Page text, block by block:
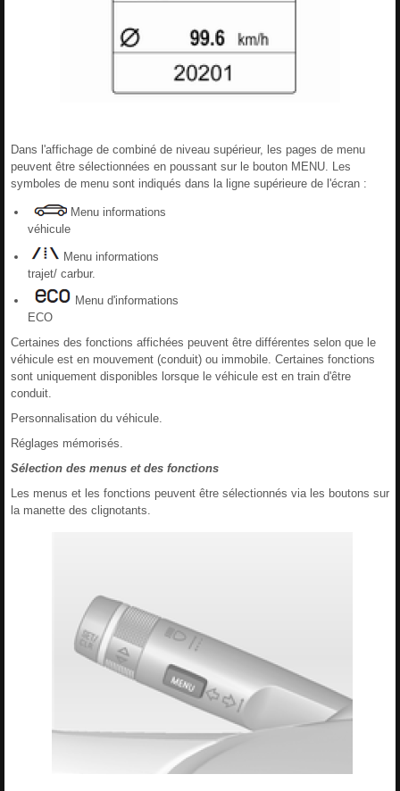
Dans l'affichage de combiné de niveau supérieur, les pages de menu
peuvent être sélectionnées en poussant sur le bouton MENU. Les
symboles de menu sont indiqués dans la ligne supérieure de l'écran :
Menu informations
véhicule
Menu informations
trajet/ carbur.
Menu d'informations
ECO
Certaines des fonctions affichées peuvent être différentes selon que le
véhicule est en mouvement (conduit) ou immobile. Certaines fonctions
sont uniquement disponibles lorsque le véhicule est en train d'être
conduit.
Personnalisation du véhicule.
Réglages mémorisés.
Sélection des menus et des fonctions
Les menus et les fonctions peuvent être sélectionnés via les boutons sur
la manette des clignotants.